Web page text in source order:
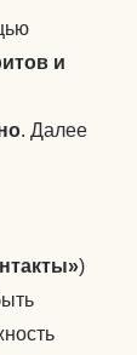
и
. Далее
)